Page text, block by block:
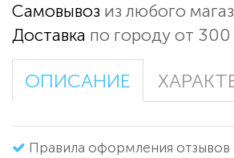
Самовывоз из любого
Доставка по городу от 300
ОПИСАНИЕ
Правила оформления отзывов